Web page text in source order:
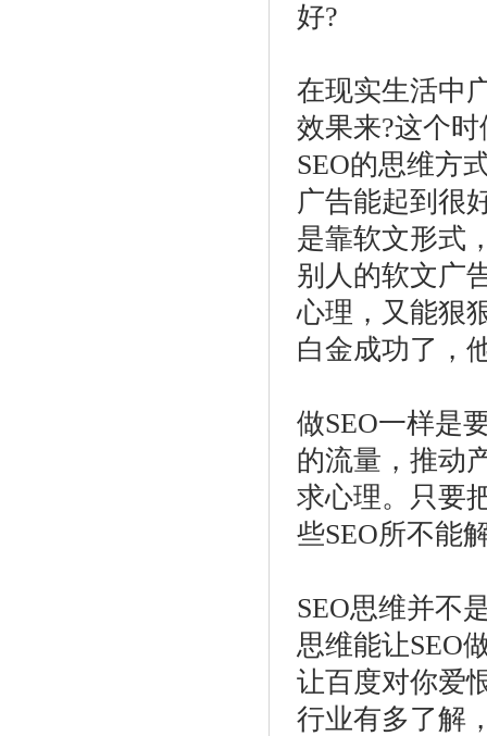
好?
在现实生活中
效果来?这个
SEO的思维方
广告能起到很
是靠软文形式
别人的软文广
心理，又能狠
白金成功了，
做SEO一样是
的流量，推动
求心理。只要
些SEO所不能
SEO思维并不
思维能让SEO
让百度对你爱
行业有多了解